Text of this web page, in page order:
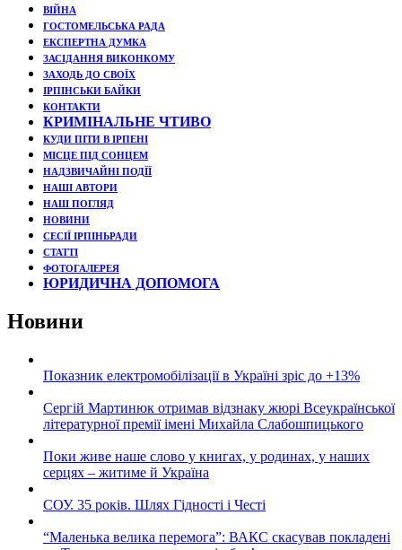
ВІЙНА
ГОСТОМЕЛЬСЬКА РАДА
ЕКСПЕРТНА ДУМКА
ЗАСІДАННЯ ВИКОНКОМУ
ЗАХОДЬ ДО СВОЇХ
ІРПІНСЬКИ БАЙКИ
КОНТАКТИ
КРИМІНАЛЬНЕ ЧТИВО
КУДИ ПІТИ В ІРПЕНІ
МІСЦЕ ПІД СОНЦЕМ
НАДЗВИЧАЙНІ ПОДЇЇ
НАШІ АВТОРИ
НАШ ПОГЛЯД
НОВИНИ
СЕСІЇ ІРПІНЬРАДИ
СТАТТІ
ФОТОГАЛЕРЕЯ
ЮРИДИЧНА ДОПОМОГА
Новини
Показник електромобілізації в Україні зріс до +13%
Сергій Мартинюк отримав відзнаку жюрі Всеукраїнської
літературної премії імені Михайла Слабошпицького
Поки живе наше слово у книгах, у родинах, у наших
серцях – житиме й Україна
СОУ. 35 років. Шлях Гідності і Честі
“Маленька велика перемога”: ВАКС скасував покладені